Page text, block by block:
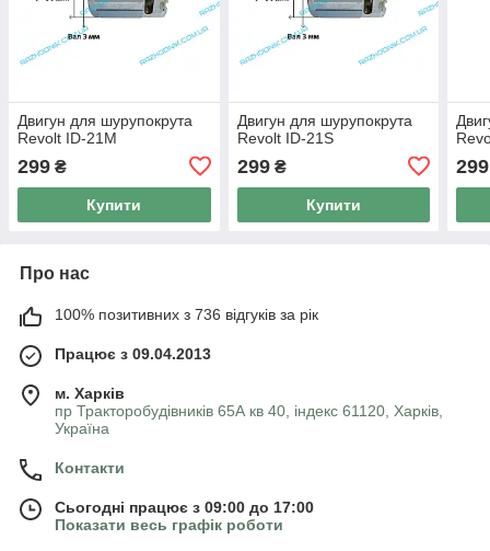
Двигун для шурупокрута
Revolt ID-21M
299 ₴
Купити
Двигун для шурупокрута
Revolt ID-21S
299₴
Купити
299
Про нас
100% позитивних з 736 відгуків за рік
Працює з 09.04.2013
м. Харків
пр Тракторобудівників 65А кв 40, індекс 61120, Харків,
Україна
Контакти
Сьогодні працює з 09:00 до 17:00
Показати весь графік роботи